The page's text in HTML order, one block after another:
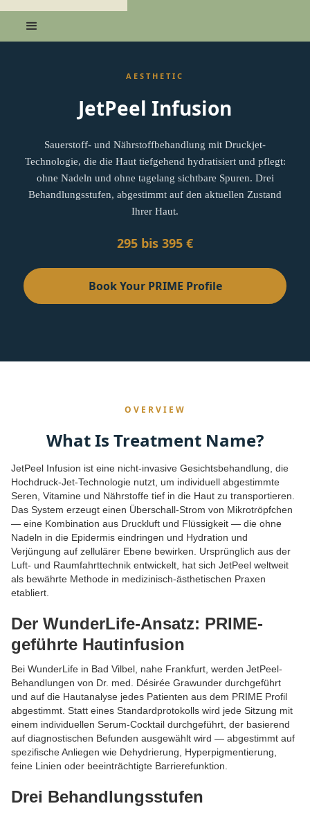
AESTHETIC
JetPeel Infusion
Sauerstoff- und Nährstoffbehandlung mit Druckjet-
Technologie, die die Haut tiefgehend hydratisiert und pflegt:
ohne Nadeln und ohne tagelang sichtbare Spuren. Drei
Behandlungsstufen, abgestimmt auf den aktuellen Zustand
Ihrer Haut.
295 bis 395 €
Book Your PRIME Profile
OVERVIEW
What Is Treatment Name?
JetPeel Infusion ist eine nicht-invasive Gesichtsbehandlung, die
Hochdruck-Jet-Technologie nutzt, um individuell abgestimmte
Seren, Vitamine und Nährstoffe tief in die Haut zu transportieren.
Das System erzeugt einen Überschall-Strom von Mikrotröpfchen
— eine Kombination aus Druckluft und Flüssigkeit — die ohne
Nadeln in die Epidermis eindringen und Hydration und
Verjüngung auf zellulärer Ebene bewirken. Ursprünglich aus der
Luft- und Raumfahrttechnik entwickelt, hat sich JetPeel weltweit
als bewährte Methode in medizinisch-ästhetischen Praxen
etabliert.
Der WunderLife-Ansatz: PRIME-
geführte Hautinfusion
Bei WunderLife in Bad Vilbel, nahe Frankfurt, werden JetPeel-
Behandlungen von Dr. med. Désirée Grawunder durchgeführt
und auf die Hautanalyse jedes Patienten aus dem PRIME Profil
abgestimmt. Statt eines Standardprotokolls wird jede Sitzung mit
einem individuellen Serum-Cocktail durchgeführt, der basierend
auf diagnostischen Befunden ausgewählt wird — abgestimmt auf
spezifische Anliegen wie Dehydrierung, Hyperpigmentierung,
feine Linien oder beeinträchtigte Barrierefunktion.
Drei Behandlungsstufen